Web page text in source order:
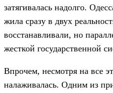
затягивалась надолго.
жила сразу в двух
восстанавливали, но
жесткой государственной
Впрочем, несмотря на все
налаживалась. Одним из